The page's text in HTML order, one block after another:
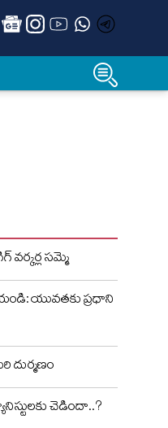
వర్కర్ల సమ్మె
యువతకు ప్రధాని
దుర్మణం
చెడిందా..?